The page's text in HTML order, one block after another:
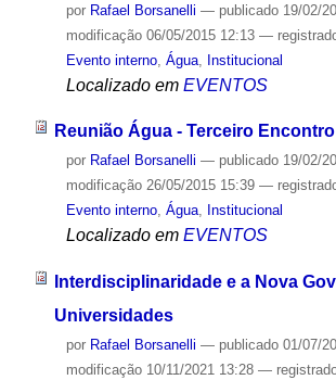
por Rafael Borsanelli — publicado19/02/
modificação06/05/2015 12:13 —
Evento interno, Água, Institucional
Localizado em EVENTOS
Reunião Água - Terceiro Encontro
por Rafael Borsanelli — publicado19/02/
modificação26/05/2015 15:39 —
Evento interno, Água, Institucional
Localizado em EVENTOS
Interdisciplinaridade e a Nova
Universidades
por Rafael Borsanelli — publicado01/07/
modificação10/11/2021 13:28 —